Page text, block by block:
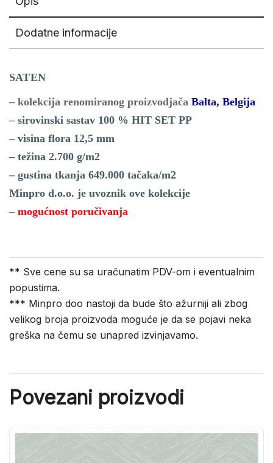
Dodatne informacije
SATEN
– kolekcija renomiranog proizvodjača Balta, Belgija
– sirovinski sastav 100 % HIT SET PP
– visina flora 12,5 mm
– težina 2.700 g/m2
– gustina tkanja 649.000 tačaka/m2
Minpro d.o.o. je uvoznik ove kolekcije
– mogućnost poručivanja
** Sve cene su sa uračunatim PDV-om i eventualnim
popustima.
*** Minpro doo nastoji da bude što ažurniji ali zbog
velikog broja proizvoda moguće je da se pojavi neka
greška na čemu se unapred izvinjavamo.
Povezani proizvodi